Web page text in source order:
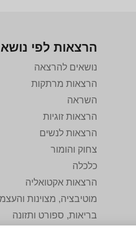
הרצאות לפי
נושאים להרצאה
הרצאות מרתקות
השראה
הרצאות זוגיות
הרצאות לנשים
צחוק והומור
כלכלה
הרצאות אקטואליה
מוטיבציה, מצוינות
בריאות, ספורט ותזונה